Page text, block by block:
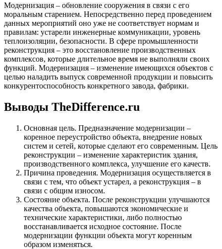
Модернизация – обновление сооружения в связи с его
моральным старением. Непосредственно перед проведением
данных мероприятий оно уже не соответствует нормам и
правилам: устарели инженерные коммуникации, уровень
теплоизоляции, безопасности. В сфере промышленности
реконструкция – это восстановление производственных
комплексов, которые длительное время не выполняли своих
функций. Модернизация – изменение имеющихся объектов с
целью наладить выпуск современной продукции и повысить
конкурентоспособность конкретного завода, фабрики.
Выводы TheDifference.ru
Основная цель. Предназначение модернизации –
коренное переустройство объекта, внедрение новых
систем и сетей, которые сделают его современным. Цель
реконструкции – изменение характеристик здания,
производственного комплекса, улучшение его качеств.
Причина проведения. Модернизация осуществляется в
связи с тем, что объект устарел, а реконструкция – в
связи с общим износом.
Состояние объекта. После реконструкции улучшаются
качества объекта, повышаются экономические и
технические характеристики, либо полностью
восстанавливается исходное состояние. После
модернизации функции объекта могут коренным
образом изменяться.